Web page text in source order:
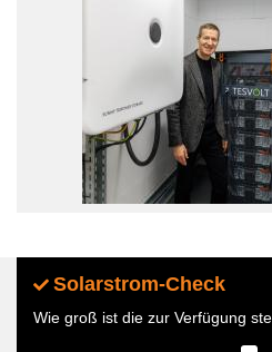
Solarstrom-Check
Wie groß ist die zur Verfügung